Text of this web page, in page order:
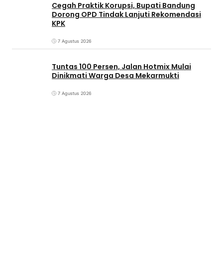
Cegah Praktik Korupsi, Bupati Bandung
Dorong OPD Tindak Lanjuti Rekomendasi
KPK
7 Agustus 2026
Tuntas 100 Persen, Jalan Hotmix Mulai
Dinikmati Warga Desa Mekarmukti
7 Agustus 2026